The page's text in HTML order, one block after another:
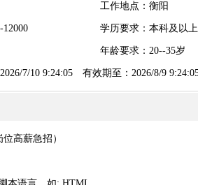
工作地点：衡阳
学历要求：本科及以上
年龄要求：20--35岁
7/10 9:24:05 有效期至：2026/8/9
高薪急招）